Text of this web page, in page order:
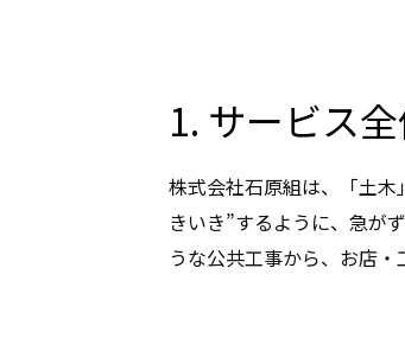
1. サービス
株式会社石原組は、「土
きいき”するように、急が
うな公共工事から、お店